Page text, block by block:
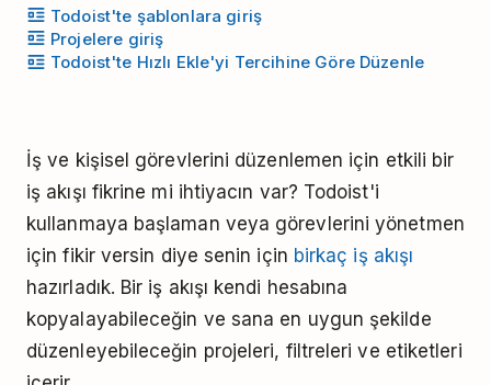
Todoist'te şablonlara giriş
Projelere giriş
Todoist'te Hızlı Ekle'yi Tercihine Göre Düzenle
İş ve kişisel görevlerini düzenlemen için etkili bir
iş akışı fikrine mi ihtiyacın var? Todoist'i
kullanmaya başlaman veya görevlerini yönetmen
için fikir versin diye senin için birkaç iş akışı
hazırladık. Bir iş akışı kendi hesabına
kopyalayabileceğin ve sana en uygun şekilde
düzenleyebileceğin projeleri, filtreleri ve etiketleri